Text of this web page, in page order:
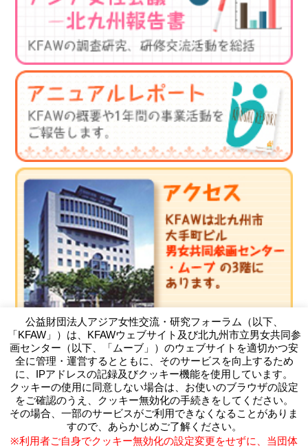
（公財）アジア女性交流・研究フォーラム
Kitakyushu Forum on Asian Women
〒803-0814 北九州市小倉北区大手町11-4北九州市大手町ビ
ル3F
公益財団法人アジア女性交流・研究フォーラム（以下、
「KFAW」）は、KFAWウェブサイト及び北九州市立男女共同参
画センター（以下、「ムーブ」）のウェブサイトを適切かつ安
全に管理・運営するとともに、そのサービスを向上するため
に、IPアドレスの記録及びクッキー機能を使用しています。
クッキーの使用に同意しない場合は、お使いのブラウザの設定
をご確認のうえ、クッキー無効化の手続きをしてください。
その場合、一部のサービスがご利用できなくなることがありま
すので、あらかじめご了解ください。
※利用者ご自身でクッキー無効化の設定変更をせずに、当団体